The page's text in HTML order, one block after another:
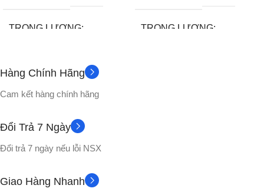
TRỌNG LƯỢNG
CHẤT LIỆU
Nhựa PVC cao cấp
VỎ HỘP No box
PHỤ KIỆN Không
TRỌNG LƯỢNG
Hàng Chính Hãng
Cam kết hàng chính hãng
Đổi Trả 7 Ngày
Đổi trả 7 ngày nếu lỗi NSX
Giao Hàng Nhanh